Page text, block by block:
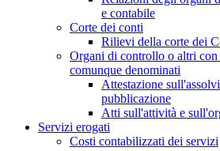
e contabile
Corte dei conti
Rilievi della corte dei
Organi di controllo o altri
comunque denominati
Attestazione
pubblicazione
Atti sull'attività e
Servizi erogati
Costi contabilizzati dei servizi